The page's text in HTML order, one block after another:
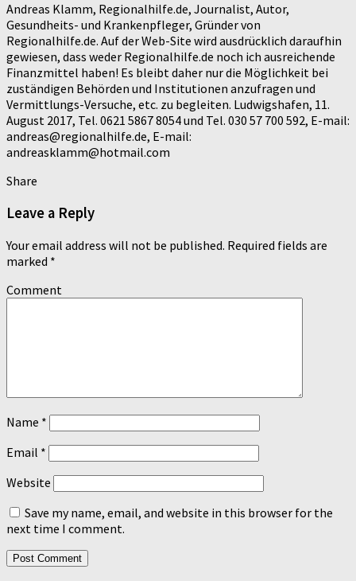
Andreas Klamm, Regionalhilfe.de, Journalist, Autor,
Gesundheits- und Krankenpfleger, Gründer von
Regionalhilfe.de. Auf der Web-Site wird ausdrücklich daraufhin
gewiesen, dass weder Regionalhilfe.de noch ich ausreichende
Finanzmittel haben! Es bleibt daher nur die Möglichkeit bei
zuständigen Behörden und Institutionen anzufragen und
Vermittlungs-Versuche, etc. zu begleiten. Ludwigshafen, 11.
August 2017, Tel. 0621 5867 8054 und Tel. 030 57 700 592, E-mail:
andreas@regionalhilfe.de, E-mail:
andreasklamm@hotmail.com
Share
Leave a Reply
Your email address will not be published. Required fields are
marked *
Comment
Name *
Email *
Website
Save my name, email, and website in this browser for the
next time I comment.